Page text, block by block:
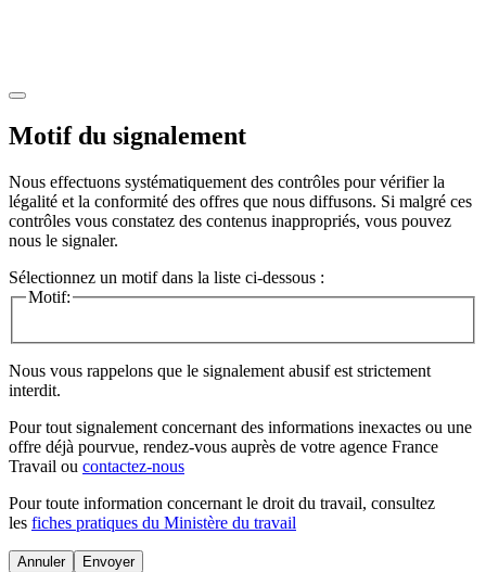
Motif du signalement
Nous effectuons systématiquement des contrôles pour vérifier la
légalité et la conformité des offres que nous diffusons. Si malgré ces
contrôles vous constatez des contenus inappropriés, vous pouvez
nous le signaler.
Sélectionnez un motif dans la liste ci-dessous :
Motif:
Nous vous rappelons que le signalement abusif est strictement
interdit.
Pour tout signalement concernant des informations inexactes ou une
offre déjà pourvue, rendez-vous auprès de votre agence France
Travail ou contactez-nous
Pour toute information concernant le droit du travail, consultez
les fiches pratiques du Ministère du travail
Annuler